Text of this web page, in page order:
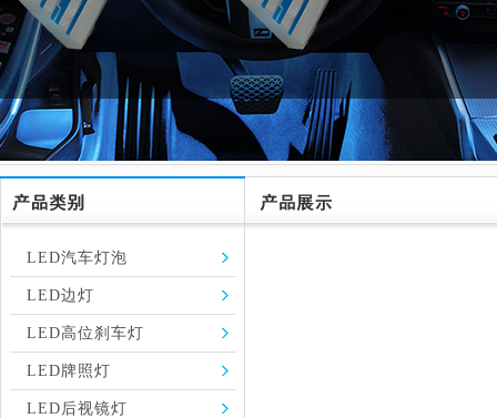
LED汽车灯泡
LED边灯
LED高位刹车灯
LED牌照灯
LED后视镜灯